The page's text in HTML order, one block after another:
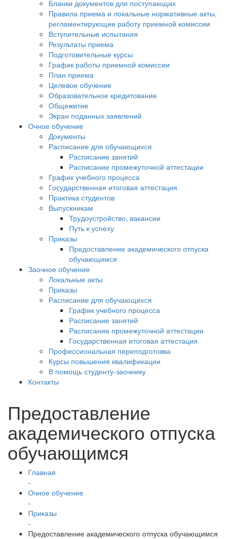
Бланки документов для поступающих
Правила приема и локальные нормативные акты,
регламентирующие работу приемной комиссии
Вступительные испытания
Результаты приема
Подготовительные курсы
График работы приемной комиссии
План приема
Целевое обучение
Образовательное кредитование
Общежитие
Экран поданных заявлений
Очное обучение
Документы
Расписание для обучающихся
Расписание занятий
Расписание промежуточной аттестации
График учебного процесса
Государственная итоговая аттестация
Практика студентов
Выпускникам
Трудоустройство, вакансии
Путь к успеху
Приказы
Предоставление академического отпуска
обучающимся
Заочное обучение
Локальные акты
Приказы
Расписание для обучающихся
График учебного процесса
Расписание занятий
Расписание промежуточной аттестации
Государственная итоговая аттестация
Профессиональная переподготовка
Курсы повышения квалификации
В помощь студенту-заочнику
Контакты
Предоставление
академического отпуска
обучающимся
Главная
-
Очное обучение
-
Приказы
-
Предоставление академического отпуска обучающимся